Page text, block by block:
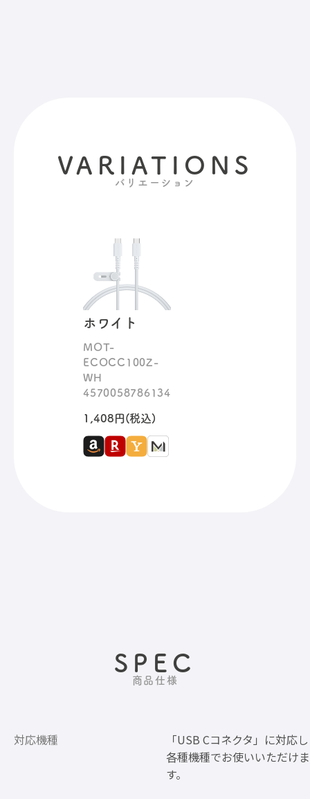
VARIATIONS
バリエーション
ホワイト
MOT-
ECOCC100Z-
WH
4570058786134
1,408円(税込)
SPEC
商品仕様
対応機種
「USB Cコネクタ」に対応
各種機種でお使いいただけま
す。